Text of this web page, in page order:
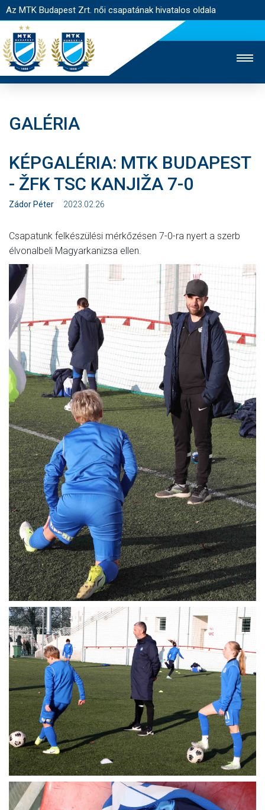
Az MTK Budapest Zrt. női csapatának hivatalos oldala
JEGYÉRTÉKESÍTÉS
WEBSHOP
STADION
EGYESÜLET
KAPCSOLAT
HÍREK
CSAPAT
MÉRKŐZÉSEK
JELENTKEZÉS
KLUB
GALÉRIA
SZURKOLÓI ÉLMÉNYEK
SAJTÓ
GALÉRIA
KÉPGALÉRIA: MTK BUDAPEST
- ŽFK TSC KANJIŽA 7-0
Zádor Péter 2023.02.26
Csapatunk felkészülési mérkőzésen 7-0-ra nyert a szerb
élvonalbeli Magyarkanizsa ellen.